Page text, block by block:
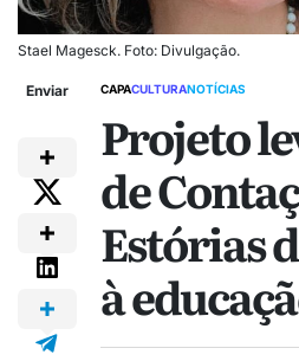
Stael Magesck. Foto: Divulgação.
Enviar CAPACULTURANOTÍCIAS
Projeto
de
Estórias
à